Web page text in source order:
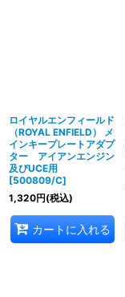
ロイヤルエンフィールド
（ROYAL ENFIELD） メ
インキープレートアダプ
ター アイアンエンジン
及びUCE用
[500809/C]
1,320円(税込)
カートに入れる